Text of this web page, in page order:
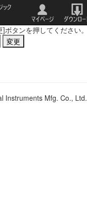
タンを押してください。
Instruments Mfg. Co., Ltd.